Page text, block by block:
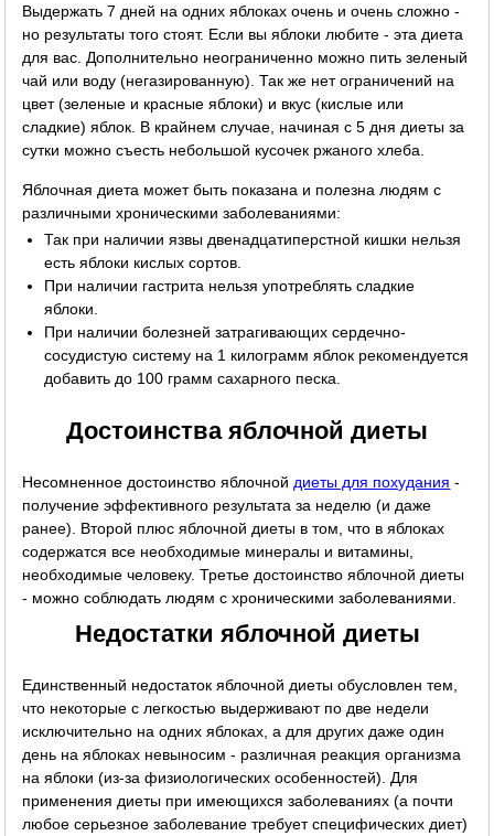
Выдержать 7 дней на одних яблоках очень и очень сложно -
но результаты того стоят. Если вы яблоки любите - эта диета
для вас. Дополнительно неограниченно можно пить зеленый
чай или воду (негазированную). Так же нет ограничений на
цвет (зеленые и красные яблоки) и вкус (кислые или
сладкие) яблок. В крайнем случае, начиная с 5 дня диеты за
сутки можно съесть небольшой кусочек ржаного хлеба.
Яблочная диета может быть показана и полезна людям с
различными хроническими заболеваниями:
Так при наличии язвы двенадцатиперстной кишки нельзя
есть яблоки кислых сортов.
При наличии гастрита нельзя употреблять сладкие
яблоки.
При наличии болезней затрагивающих сердечно-
сосудистую систему на 1 килограмм яблок рекомендуется
добавить до 100 грамм сахарного песка.
Достоинства яблочной диеты
Несомненное достоинство яблочной диеты для похудания -
получение эффективного результата за неделю (и даже
ранее). Второй плюс яблочной диеты в том, что в яблоках
содержатся все необходимые минералы и витамины,
необходимые человеку. Третье достоинство яблочной диеты
- можно соблюдать людям с хроническими заболеваниями.
Недостатки яблочной диеты
Единственный недостаток яблочной диеты обусловлен тем,
что некоторые с легкостью выдерживают по две недели
исключительно на одних яблоках, а для других даже один
день на яблоках невыносим - различная реакция организма
на яблоки (из-за физиологических особенностей). Для
применения диеты при имеющихся заболеваниях (а почти
любое серьезное заболевание требует специфических диет)